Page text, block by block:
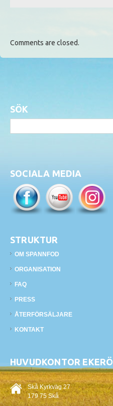
Comments are closed.
SÖK
SOCIALA MEDIA
STRUKTUR
OM SPANNFOD
ORGANISATION
FAQ
PRESS
ÅTERFÖRSÄLJARE
KONTAKT
HUVUDKONTOR EKERÖ
Skå Kyrkväg 27
179 75 Skå